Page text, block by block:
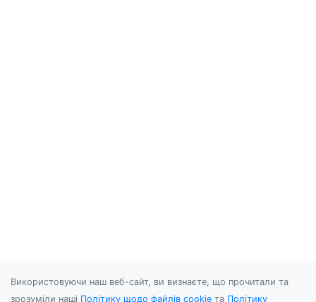
Використовуючи наш веб-сайт, ви визнаєте, що прочитали та
зрозуміли наші Політику щодо файлів cookie та Політику